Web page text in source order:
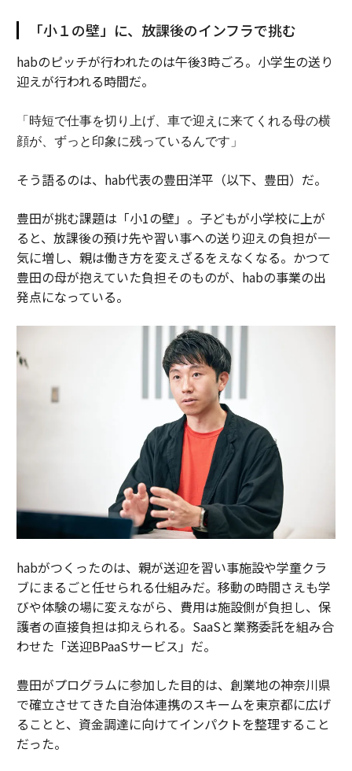
「小１の壁」に、放課後のインフラで挑む
habのピッチが行われたのは午後3時ごろ。小学生の送り
迎えが行われる時間だ。
「時短で仕事を切り上げ、車で迎えに来てくれる母の横
顔が、ずっと印象に残っているんです」
そう語るのは、hab代表の豊田洋平（以下、豊田）だ。
豊田が挑む課題は「小1の壁」。子どもが小学校に上が
ると、放課後の預け先や習い事への送り迎えの負担が一
気に増し、親は働き方を変えざるをえなくなる。かつて
豊田の母が抱えていた負担そのものが、habの事業の出
発点になっている。
habがつくったのは、親が送迎を習い事施設や学童クラ
ブにまるごと任せられる仕組みだ。移動の時間さえも学
びや体験の場に変えながら、費用は施設側が負担し、保
護者の直接負担は抑えられる。SaaSと業務委託を組み合
わせた「送迎BPaaSサービス」だ。
豊田がプログラムに参加した目的は、創業地の神奈川県
で確立させてきた自治体連携のスキームを東京都に広げ
ることと、資金調達に向けてインパクトを整理すること
だった。